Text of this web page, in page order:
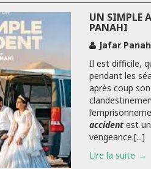
UN SIMPLE
PANAHI
Jafar
Il est difficile,
pendant les
après coup
accident est
vengeance.[...]
Lire la suite